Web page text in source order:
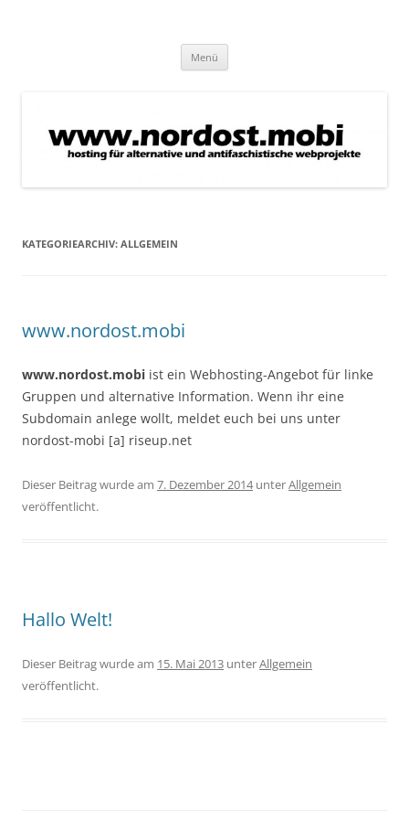
Menü
KATEGORIEARCHIV: ALLGEMEIN
www.nordost.mobi
www.nordost.mobi ist ein Webhosting-Angebot für linke
Gruppen und alternative Information. Wenn ihr eine
Subdomain anlege wollt, meldet euch bei uns unter
nordost-mobi [a] riseup.net
Dieser Beitrag wurde am 7. Dezember 2014unterAllgemein
veröffentlicht.
Hallo Welt!
Dieser Beitrag wurde am 15. Mai 2013 unterAllgemein
veröffentlicht.